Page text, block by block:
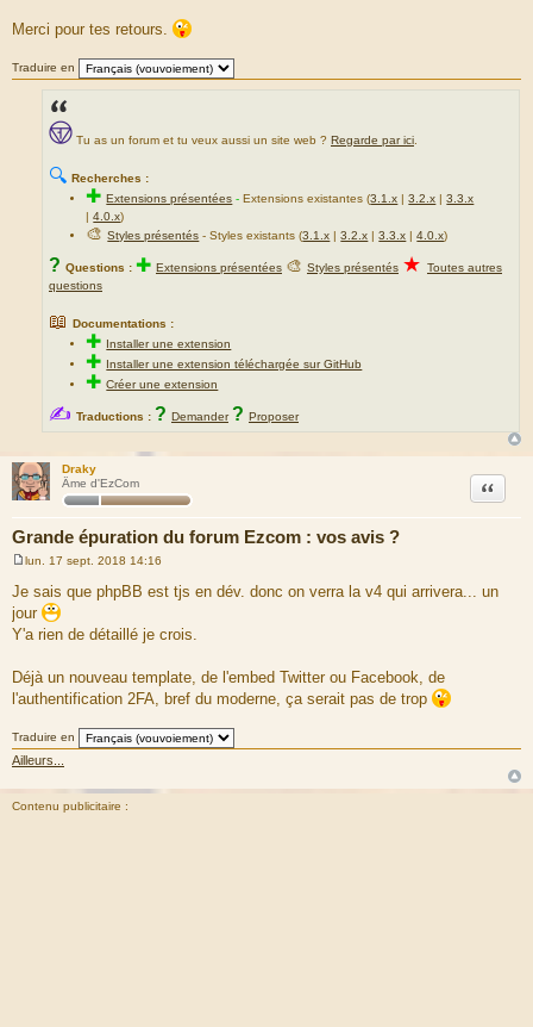
Merci pour tes retours.
Traduire en
Tu as un forum et tu veux aussi un site web ? Regarde par ici
🔍 Recherches :
✚Extensions présentées -Extensions existantes (3.1.x |3.2.x |3.3.x
|4.0.x)
🎨Styles présentés - Styles existants (3.1.x |3.2.x |3.3.x |4.0.x)
? Questions : ✚ Extensions présentées 🎨 Styles présentés ★ Toutes autres
questions
📖 Documentations :
✚ Installer une extension
✚ Installer une extension téléchargée sur GitHub
✚Créer une extension
✍ Traductions : ? Demander ? Proposer
Draky
Âme d'EzCom
Grande épuration du forum Ezcom : vos avis ?
Citation
s
s
g
lun. 17 sept. 2018 14:16
Je sais que phpBB est tjs en dév. donc on verra la v4 qui arrivera... un
jour
Y'a rien de détaillé je crois.
Déjà un nouveau template, de l'embed Twitter ou Facebook, de
l'authentification 2FA, bref du moderne, ça serait pas de trop
Traduire en
Ailleurs...
Contenu publicitaire :